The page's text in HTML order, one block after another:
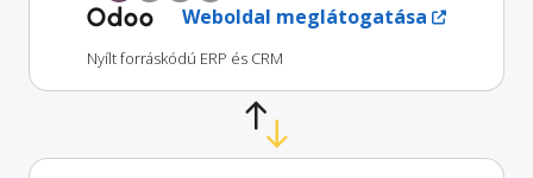
Odoo Weboldal meglátogatása
Nyílt forráskódú ERP és CRM